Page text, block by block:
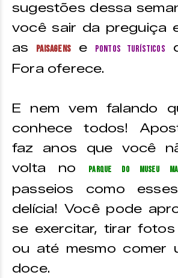
sugestões dessa
você sair da preguiça
as
paisagens e pontos turísticos
Fora oferece.
E nem vem falando
conhece todos!
faz anos que você
volta no
Parque do Museu
passeios como
delícia! Você pode
se exercitar, tirar
ou até mesmo comer
doce.